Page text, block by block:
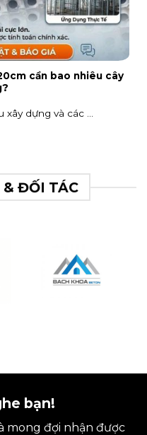
cần bao nhiêu cây
dựng và các ...
& ĐỐI TÁC
bạn!
mong đợi nhận được